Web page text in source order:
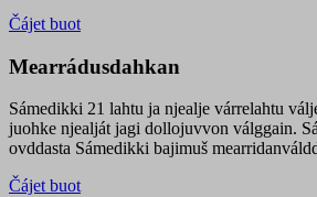
Čájet buot
Mearrádusdahkan
Sámedikki 21 lahtu ja njealje várrelahtu
juohke njealját jagi dollojuvvon válggain.
ovddasta Sámedikki bajimuš
Čájet buot